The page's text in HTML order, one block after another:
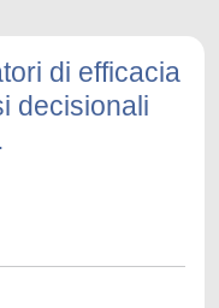
di efficacia
decisionali